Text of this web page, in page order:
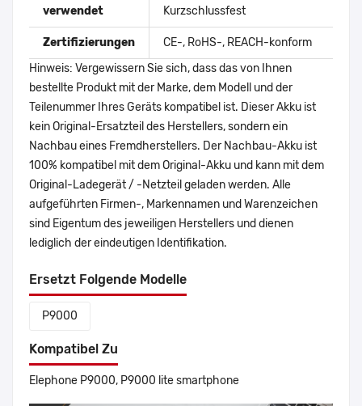
verwendet
Kurzschlussfest
Zertifizierungen
CE-, RoHS-, REACH-konform
Hinweis: Vergewissern Sie sich, dass das von Ihnen
bestellte Produkt mit der Marke, dem Modell und der
Teilenummer Ihres Geräts kompatibel ist. Dieser Akku ist
kein Original-Ersatzteil des Herstellers, sondern ein
Nachbau eines Fremdherstellers. Der Nachbau-Akku ist
100% kompatibel mit dem Original-Akku und kann mit dem
Original-Ladegerät / -Netzteil geladen werden. Alle
aufgeführten Firmen-, Markennamen und Warenzeichen
sind Eigentum des jeweiligen Herstellers und dienen
lediglich der eindeutigen Identifikation.
Ersetzt Folgende Modelle
P9000
Kompatibel Zu
Elephone P9000, P9000 lite smartphone